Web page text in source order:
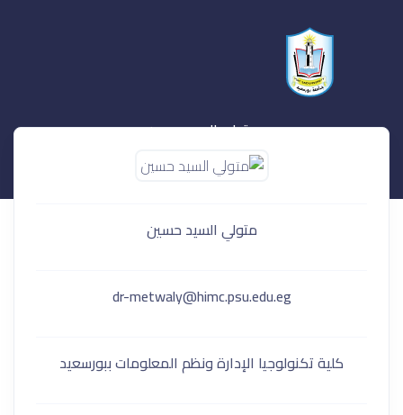
متولي السيد حسين
متولي السيد حسين
dr-metwaly@himc.psu.edu.eg
كلية تكنولوجيا الإدارة ونظم المعلومات ببورسعيد